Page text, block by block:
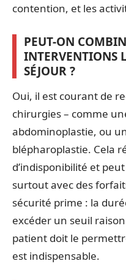
contention, et les
PEUT-ON
INTERVENTIONS
SÉJOUR ?
Oui, il est courant de
chirurgies – comme
abdominoplastie, ou
blépharoplastie. Cela
d’indisponibilité et
surtout avec des
sécurité prime : la
excéder un seuil
patient doit le
est indispensable.